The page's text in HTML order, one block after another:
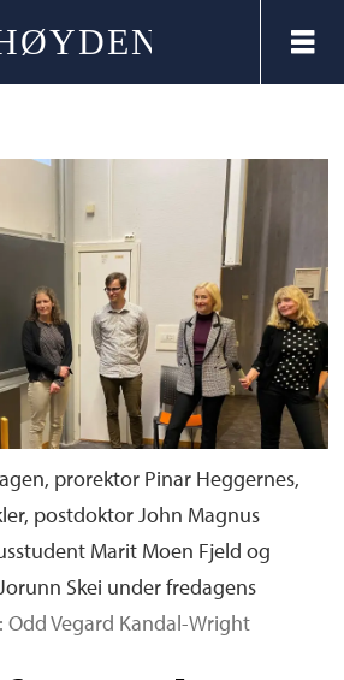
prorektor Pinar Heggernes,
postdoktor John Magnus
Marit Moen Fjeld og
Skei under fredagens
Odd Vegard Kandal-Wright